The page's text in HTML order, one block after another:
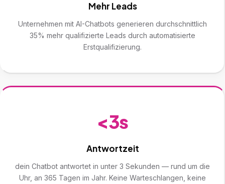
Mehr Leads
Unternehmen mit AI-Chatbots generieren durchschnittlich
35% mehr qualifizierte Leads durch automatisierte
Erstqualifizierung.
<3s
Antwortzeit
dein Chatbot antwortet in unter 3 Sekunden — rund um die
Uhr, an 365 Tagen im Jahr. Keine Warteschlangen, keine